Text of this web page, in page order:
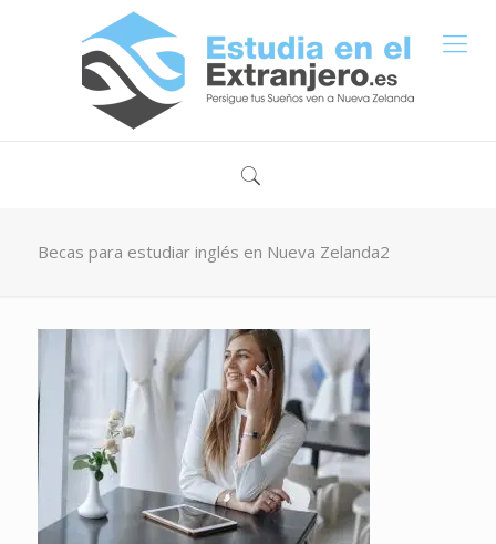
Becas para estudiar inglés en Nueva Zelanda2